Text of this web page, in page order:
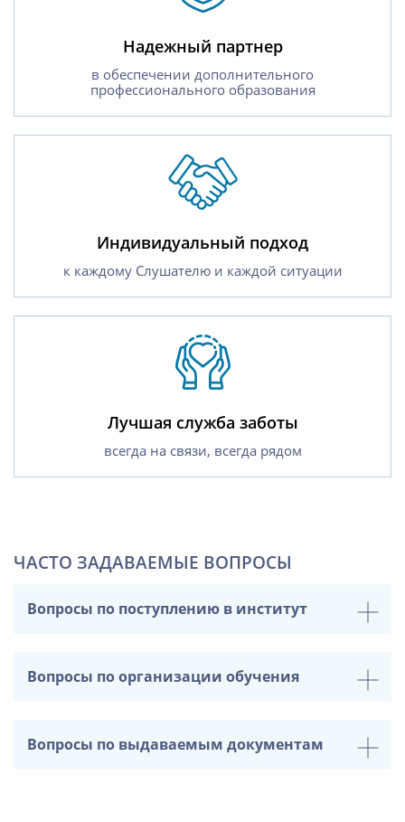
Надежный партнер
в обеспечении дополнительного
профессионального образования
Индивидуальный подход
к каждому Слушателю и каждой ситуации
Лучшая служба заботы
всегда на связи, всегда рядом
ЧАСТО ЗАДАВАЕМЫЕ ВОПРОСЫ
Вопросы по поступлению в институт
Вопросы по организации обучения
Вопросы по выдаваемым документам